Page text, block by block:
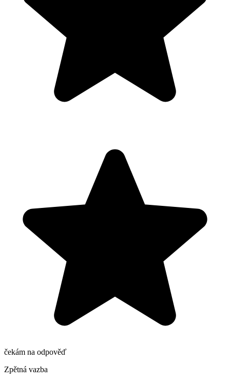
čekám na odpověď
Zpětná vazba